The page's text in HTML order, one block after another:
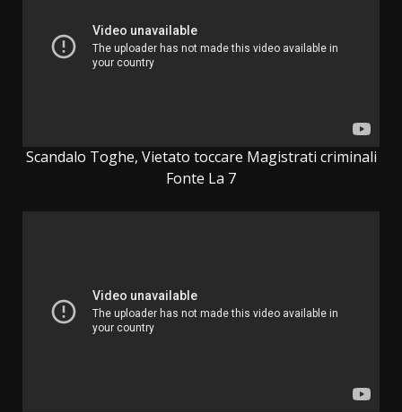
Scandalo Toghe, Vietato toccare Magistrati criminali
Fonte La 7